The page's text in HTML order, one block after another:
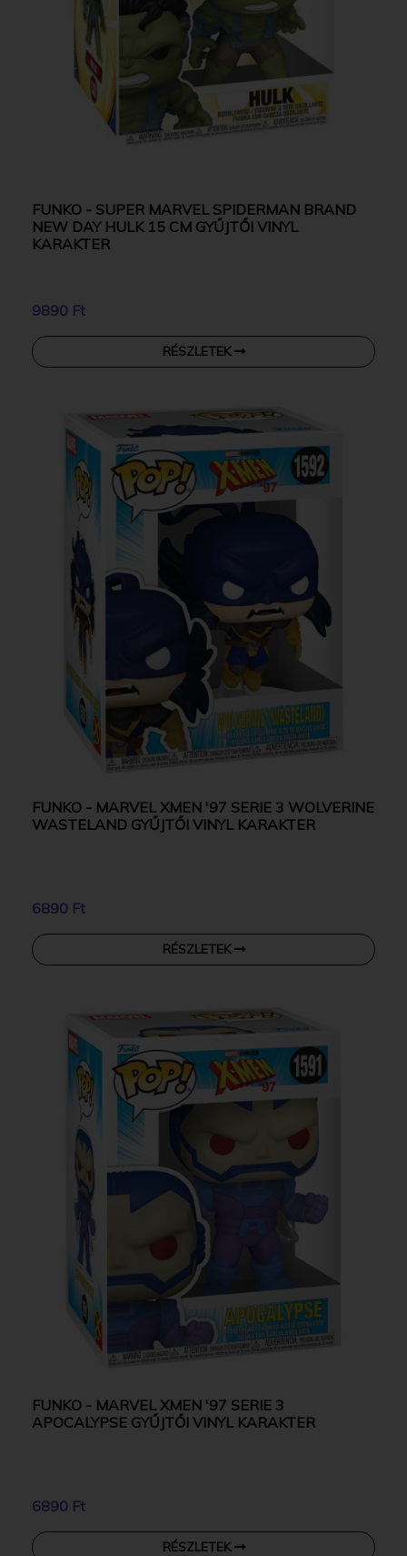
FUNKO - SUPER MARVEL SPIDERMAN BRAND
NEW DAY HULK 15 CM GYŰJTŐI VINYL
KARAKTER
9890 Ft
RÉSZLETEK
FUNKO - MARVEL XMEN '97 SERIE 3 WOLVERINE
WASTELAND GYŰJTŐI VINYL KARAKTER
6890 Ft
RÉSZLETEK
FUNKO - MARVEL XMEN '97 SERIE 3
APOCALYPSE GYŰJTŐI VINYL KARAKTER
6890 Ft
RÉSZLETEK